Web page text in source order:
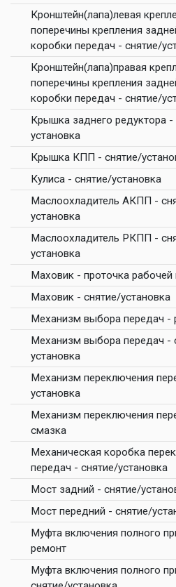
Кронштейн(лапа)левая
поперечины крепления
коробки передач - снятие/
Кронштейн(лапа)правая
поперечины крепления
коробки передач - снятие/
Крышка заднего редуктора -
установка
Крышка КПП - снятие/
Кулиса - снятие/установка
Маслоохладитель АКПП -
установка
Маслоохладитель РКПП -
установка
Маховик - проточка рабочей
Маховик - снятие/установка
Механизм выбора передач -
Механизм выбора передач -
установка
Механизм переключения
установка
Механизм переключения
смазка
Механическая коробка
передач - снятие/установка
Мост задний - снятие/
Мост передний - снятие/
Муфта включения полного
ремонт
Муфта включения полного